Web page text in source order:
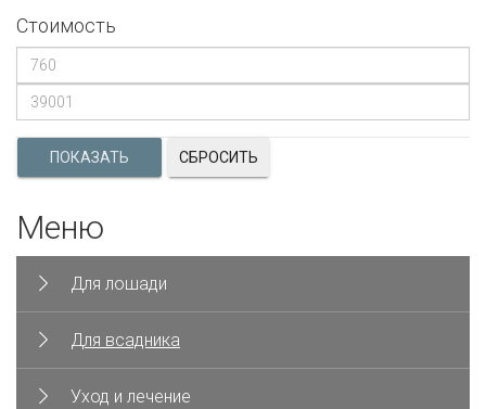
Стоимость
СБРОСИТЬ
Меню
Для лошади
Для всадника
Уход и лечение